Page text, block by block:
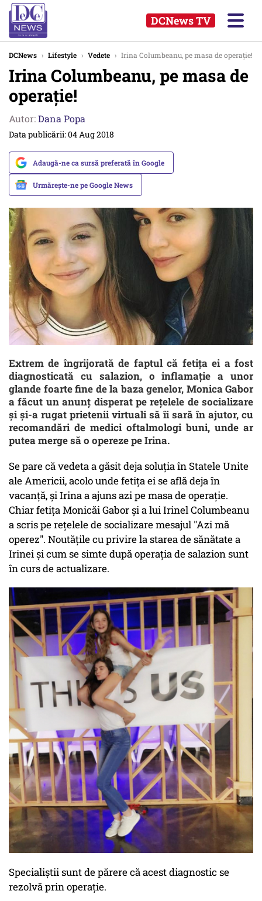
DCNews TV
DCNews › Lifestyle › Vedete › Irina Columbeanu, pe masa de operație!
Irina Columbeanu, pe masa de
operație!
Autor:Dana Popa
Data publicării: 04 Aug 2018
Adaugă-ne ca sursă preferată în Google
Urmărește-ne pe Google News
Extrem de îngrijorată de faptul că fetița ei a fost
diagnosticată cu salazion, o inflamație a unor
glande foarte fine de la baza genelor, Monica Gabor
a făcut un anunț disperat pe rețelele de socializare
și și-a rugat prietenii virtuali să îi sară în ajutor, cu
recomandări de medici oftalmologi buni, unde ar
putea merge să o opereze pe Irina.
Se pare că vedeta a găsit deja soluția în Statele Unite
ale Americii, acolo unde fetița ei se află deja în
vacanță, și Irina a ajuns azi pe masa de operație.
Chiar fetița Monicăi Gabor și a lui Irinel Columbeanu
a scris pe rețelele de socializare mesajul "Azi mă
operez". Noutățile cu privire la starea de sănătate a
Irinei și cum se simte după operația de salazion sunt
în curs de actualizare.
Specialiștii sunt de părere că acest diagnostic se
rezolvă prin operație.